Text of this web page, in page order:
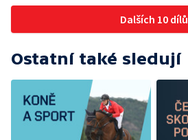
Dalších 10 dílů
Ostatní také sledují